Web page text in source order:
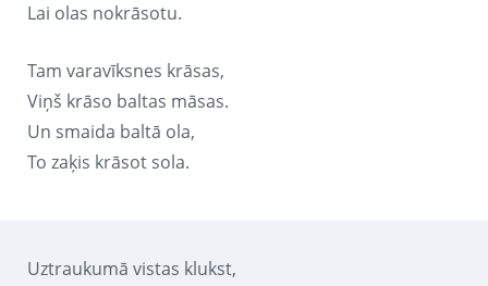
Lai olas nokrāsotu.
Tam varavīksnes krāsas,
Viņš krāso baltas māsas.
Un smaida baltā ola,
To zaķis krāsot sola.
Uztraukumā vistas klukst,